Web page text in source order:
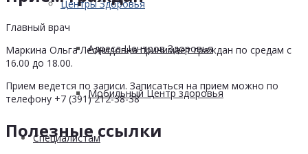
Центры Здоровья
Адреса Центров Здоровья
Мобильный Центр здоровья
Cпециалистам
Главный врач
Маркина Ольга Леонидовна принимает граждан по средам с
16.00 до 18.00.
Прием ведется по записи. Записаться на прием можно по
телефону +7 (391) 212-38-38
Полезные ссылки